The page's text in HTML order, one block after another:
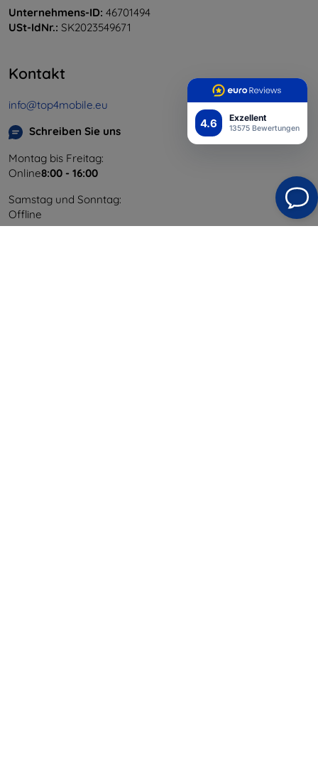
4.6 Exzellent
13575 Bewertungen
Unternehmens-ID: 46701494
USt-IdNr.: SK2023549671
Kontakt
info@top4mobile.eu
Schreiben Sie uns
Montag bis Freitag:
Online8:00 - 16:00
Samstag und Sonntag:
Offline